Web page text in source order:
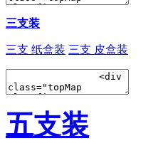
三支装
三支 纸盒装 三支 皮盒装
五支装